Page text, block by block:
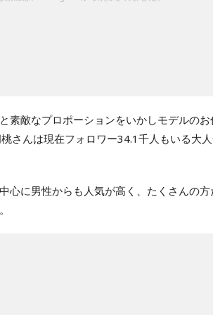
素敵なプロポーションをいかしモデルのお
さんは現在フォロワー34.1千人もいる大
心に男性からも人気が高く、たくさんの方